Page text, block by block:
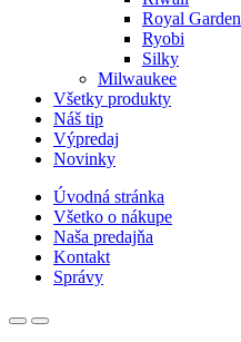
Royal Garden
Ryobi
Silky
Milwaukee
Všetky produkty
Náš tip
Výpredaj
Novinky
Úvodná stránka
Všetko o nákupe
Naša predajňa
Kontakt
Správy